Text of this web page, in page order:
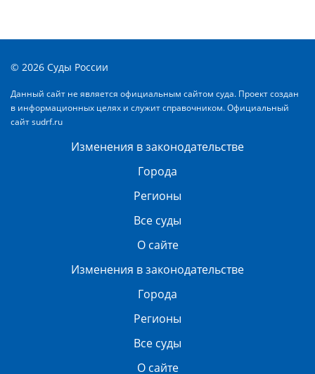
© 2026 Суды России
Данный сайт не является официальным сайтом суда. Проект создан
в информационных целях и служит справочником. Официальный
сайтsudrf.ru
Изменения в законодательстве
Города
Регионы
Все суды
О сайте
Изменения в законодательстве
Города
Регионы
Все суды
О сайте